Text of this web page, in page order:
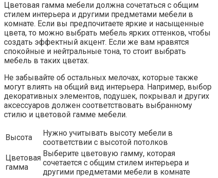
Цветовая гамма мебели должна сочетаться с общим
стилем интерьера и другими предметами мебели в
комнате. Если вы предпочитаете яркие и насыщенные
цвета, то можно выбрать мебель ярких оттенков, чтобы
создать эффектный акцент. Если же вам нравятся
спокойные и нейтральные тона, то стоит выбрать
мебель в таких цветах.
Не забывайте об остальных мелочах, которые также
могут влиять на общий вид интерьера. Например, выбор
декоративных элементов, подушек, покрывал и других
аксессуаров должен соответствовать выбранному
стилю и цветовой гамме мебели.
Высота
Нужно учитывать высоту мебели в
соответствии с высотой потолков
Цветовая
гамма
Выберите цветовую гамму, которая
сочетается с общим стилем интерьера и
другими предметами мебели в комнате